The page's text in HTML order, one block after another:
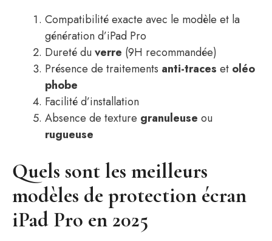
Compatibilité exacte avec le modèle et la
génération d’iPad Pro
Dureté duverre (9H recommandée)
Présence de traitements anti-traces et oléo
phobe
Facilité d’installation
Absence de texture granuleuse ou
rugueuse
Quels sont les meilleurs
modèles de protection écran
iPad Pro en 2025